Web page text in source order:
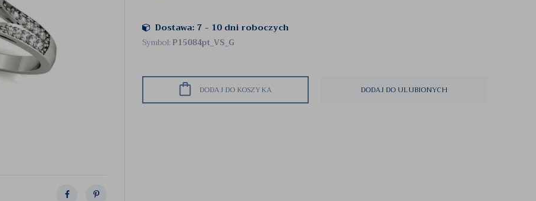
Dostawa: 7 - 10 dni roboczych
Symbol:P15084pt_VS_G
DODAJ DO KOSZYKA DODAJ DO ULUBIONYCH